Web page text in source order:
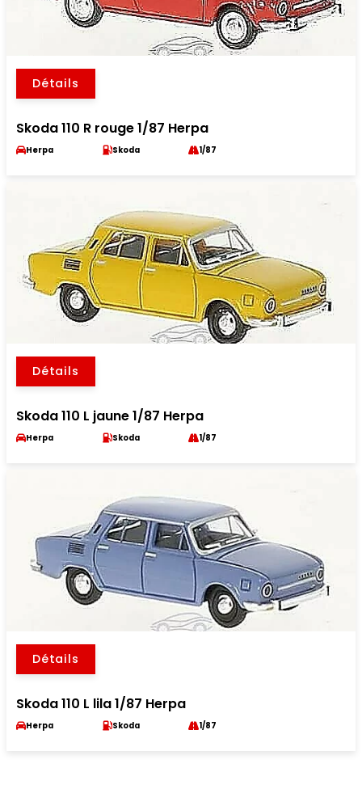
Détails
Skoda 110 R rouge 1/87 Herpa
Herpa Skoda 1/87
Détails
Skoda 110 L jaune 1/87 Herpa
Herpa Skoda 1/87
Détails
Skoda 110 L lila 1/87 Herpa
Herpa Skoda 1/87